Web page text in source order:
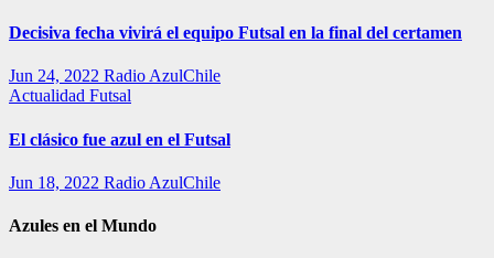
Decisiva fecha vivirá el equipo Futsal en la final del certamen
Jun 24, 2022 Radio AzulChile
Actualidad Futsal
El clásico fue azul en el Futsal
Jun 18, 2022 Radio AzulChile
Azules en el Mundo